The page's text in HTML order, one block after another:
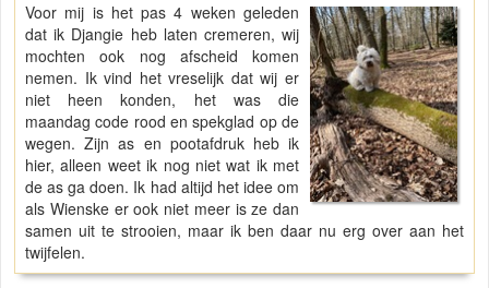
Voor mij is het pas 4 weken geleden
dat ik Djangie heb laten cremeren, wij
mochten ook nog afscheid komen
nemen. Ik vind het vreselijk dat wij er
niet heen konden, het was die
maandag code rood en spekglad op de
wegen. Zijn as en pootafdruk heb ik
hier, alleen weet ik nog niet wat ik met
de as ga doen. Ik had altijd het idee om
als Wienske er ook niet meer is ze dan
samen uit te strooien, maar ik ben daar nu erg over aan het
twijfelen.